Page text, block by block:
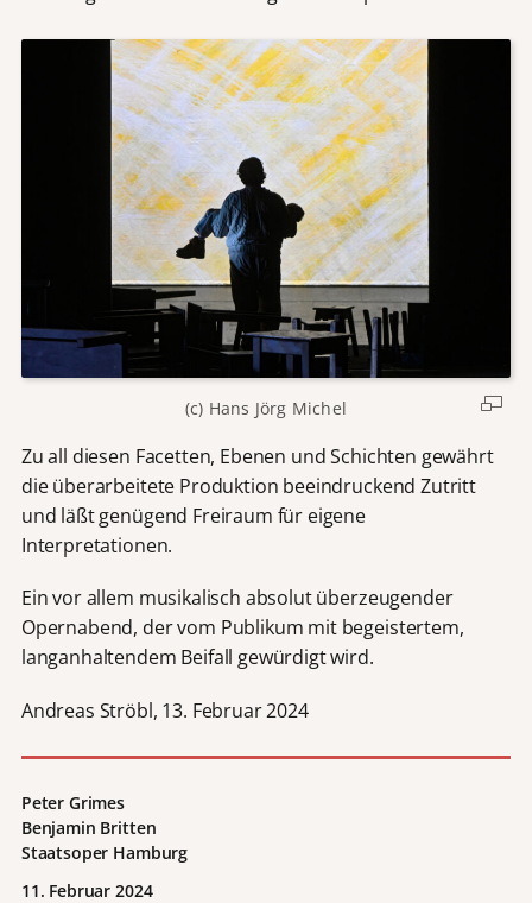
(c) Hans Jörg Michel
Zu all diesen Facetten, Ebenen und Schichten gewährt
die überarbeitete Produktion beeindruckend Zutritt
und läßt genügend Freiraum für eigene
Interpretationen.
Ein vor allem musikalisch absolut überzeugender
Opernabend, der vom Publikum mit begeistertem,
langanhaltendem Beifall gewürdigt wird.
Andreas Ströbl, 13. Februar 2024
Peter Grimes
Benjamin Britten
Staatsoper Hamburg
11. Februar 2024